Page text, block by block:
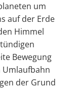
um
auf der Erde
Himmel
Bewegung
der Grund